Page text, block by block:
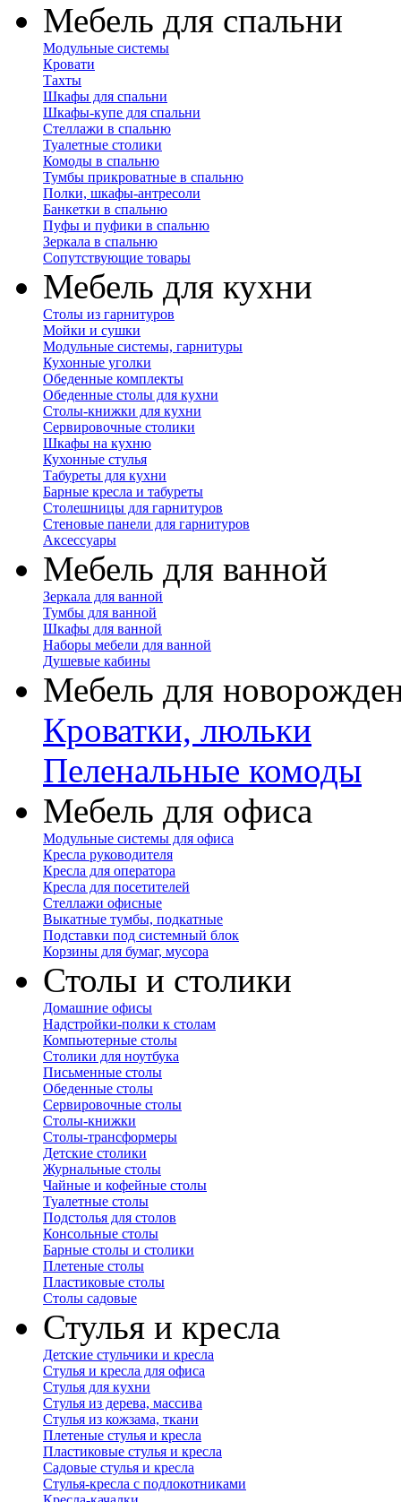
Мебель для спальни
Модульные системы
Кровати
Тахты
Шкафы для спальни
Шкафы-купе для спальни
Стеллажи в спальню
Туалетные столики
Комоды в спальню
Тумбы прикроватные в спальню
Полки, шкафы-антресоли
Банкетки в спальню
Пуфы и пуфики в спальню
Зеркала в спальню
Сопутствующие товары
Мебель для кухни
Столы из гарнитуров
Мойки и сушки
Модульные системы, гарнитуры
Кухонные уголки
Обеденные комплекты
Обеденные столы для кухни
Столы-книжки для кухни
Сервировочные столики
Шкафы на кухню
Кухонные стулья
Табуреты для кухни
Барные кресла и табуреты
Столешницы для гарнитуров
Стеновые панели для гарнитуров
Аксессуары
Мебель для ванной
Зеркала для ванной
Тумбы для ванной
Шкафы для ванной
Наборы мебели для ванной
Душевые кабины
Мебель для
Кроватки, люльки
Пеленальные комоды
Мебель для офиса
Модульные системы для офиса
Кресла руководителя
Кресла для оператора
Кресла для посетителей
Стеллажи офисные
Выкатные тумбы, подкатные
Подставки под системный блок
Корзины для бумаг, мусора
Столы и столики
Домашние офисы
Надстройки-полки к столам
Компьютерные столы
Столики для ноутбука
Письменные столы
Обеденные столы
Сервировочные столы
Столы-книжки
Столы-трансформеры
Детские столики
Журнальные столы
Чайные и кофейные столы
Туалетные столы
Подстолья для столов
Консольные столы
Барные столы и столики
Плетеные столы
Пластиковые столы
Столы садовые
Стулья и кресла
Детские стульчики и кресла
Стулья и кресла для офиса
Стулья для кухни
Стулья из дерева, массива
Стулья из кожзама, ткани
Плетеные стулья и кресла
Пластиковые стулья и кресла
Садовые стулья и кресла
Стулья-кресла с подлокотниками